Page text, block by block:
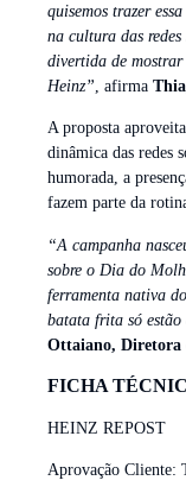
quisemos trazer
na cultura das
divertida de mostrar
Heinz” , afirma
A proposta
dinâmica das redes
humorada, a
fazem parte da
“A campanha
sobre o Dia do
ferramenta nativa
batata frita só estão
Ottaiano, Diretora
FICHA
HEINZ REPOST
Aprovação Cliente: